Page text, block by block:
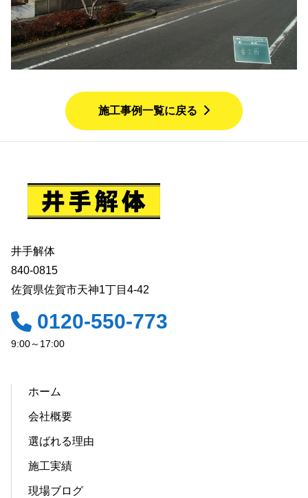
施工事例一覧に戻る
井手解体
840-0815
佐賀県佐賀市天神1丁目4-42
0120-550-773
9:00～17:00
ホーム
会社概要
選ばれる理由
施工実績
現場ブログ